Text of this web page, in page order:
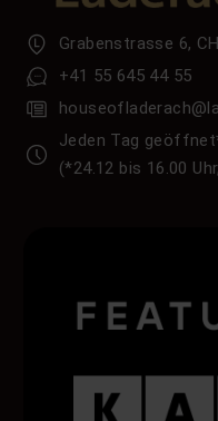
Grabenstrasse 6,
+41 55 645 44 55
Jeden Tag
(*24.12 bis 16.00